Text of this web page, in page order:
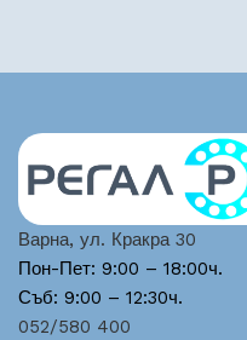
Варна, ул. Кракра 30
Пон-Пет: 9:00 – 18:00ч.
Съб: 9:00 – 12:30ч.
052/580 400